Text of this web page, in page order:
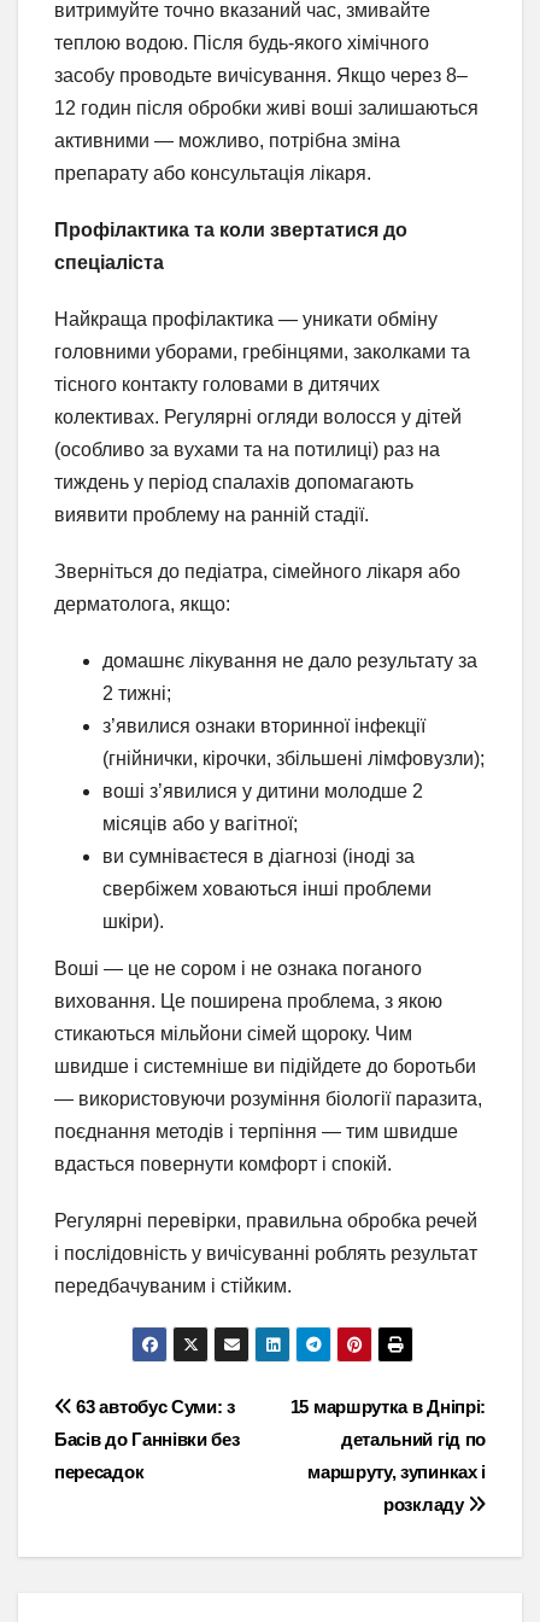
витримуйте точно вказаний час, змивайте
теплою водою. Після будь-якого хімічного
засобу проводьте вичісування. Якщо через 8–
12 годин після обробки живі воші залишаються
активними — можливо, потрібна зміна
препарату або консультація лікаря.
Профілактика та коли звертатися до
спеціаліста
Найкраща профілактика — уникати обміну
головними уборами, гребінцями, заколками та
тісного контакту головами в дитячих
колективах. Регулярні огляди волосся у дітей
(особливо за вухами та на потилиці) раз на
тиждень у період спалахів допомагають
виявити проблему на ранній стадії.
Зверніться до педіатра, сімейного лікаря або
дерматолога, якщо:
домашнє лікування не дало результату за
2 тижні;
з’явилися ознаки вторинної інфекції
(гнійнички, кірочки, збільшені лімфовузли);
воші з’явилися у дитини молодше 2
місяців або у вагітної;
ви сумніваєтеся в діагнозі (іноді за
свербіжем ховаються інші проблеми
шкіри).
Воші — це не сором і не ознака поганого
виховання. Це поширена проблема, з якою
стикаються мільйони сімей щороку. Чим
швидше і системніше ви підійдете до боротьби
— використовуючи розуміння біології паразита,
поєднання методів і терпіння — тим швидше
вдасться повернути комфорт і спокій.
Регулярні перевірки, правильна обробка речей
і послідовність у вичісуванні роблять результат
передбачуваним і стійким.
Навігація
записів
15 маршрутка в Дніпрі:
детальний гід по
маршруту, зупинках і
розкладу
63 автобус Суми: з
Басів до Ганнівки без
пересадок